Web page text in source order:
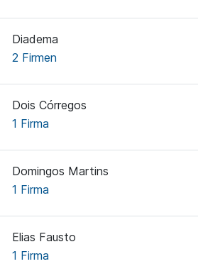
Diadema
2 Firmen
Dois Córregos
1 Firma
Domingos Martins
1 Firma
Elias Fausto
1 Firma